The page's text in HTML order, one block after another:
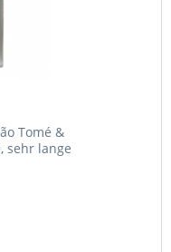
Tomé &
sehr lange